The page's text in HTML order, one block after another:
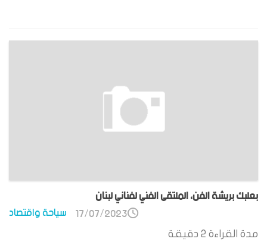
بعلبك بريشة الفن، الملتقى الفني لفناني لبنان
سياحة واقتصاد 17/07/2023
مدة القراءة 2 دقيقة